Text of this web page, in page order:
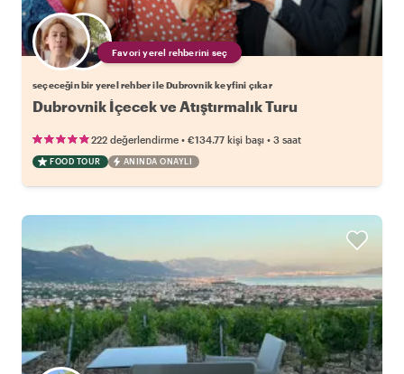
Favori yerel rehberini seç
seçeceğin bir yerel rehber ile Dubrovnik keyfini çıkar
Dubrovnik İçecek ve Atıştırmalık Turu
222 değerlendirme • €134.77 kişi başı • 3 saat
FOOD TOUR ANINDA ONAYLI